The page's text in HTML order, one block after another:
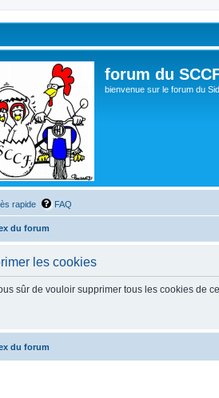
forum du
bienvenue sur le forum du
rapide FAQ
du forum
les cookies
sûr de vouloir supprimer tous les cookies de
du forum